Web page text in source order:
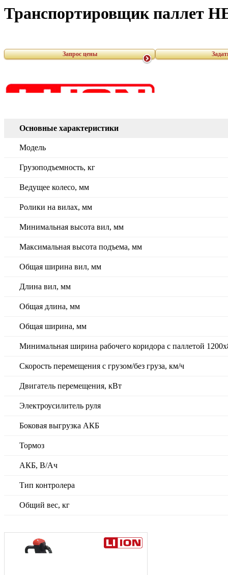
Транспортировщик паллет
Запрос цены
Основные характеристики
Модель
Грузоподъемность, кг
Ведущее колесо, мм
Ролики на вилах, мм
Минимальная высота вил, мм
Максимальная высота подъема, мм
Общая ширина вил, мм
Длина вил, мм
Общая длина, мм
Общая ширина, мм
Минимальная ширина рабочего коридора с паллетой
Скорость перемещения с грузом/без груза, км/ч
Двигатель перемещения, кВт
Электроусилитель руля
Боковая выгрузка АКБ
Тормоз
АКБ, В/Ач
Тип контролера
Общий вес, кг